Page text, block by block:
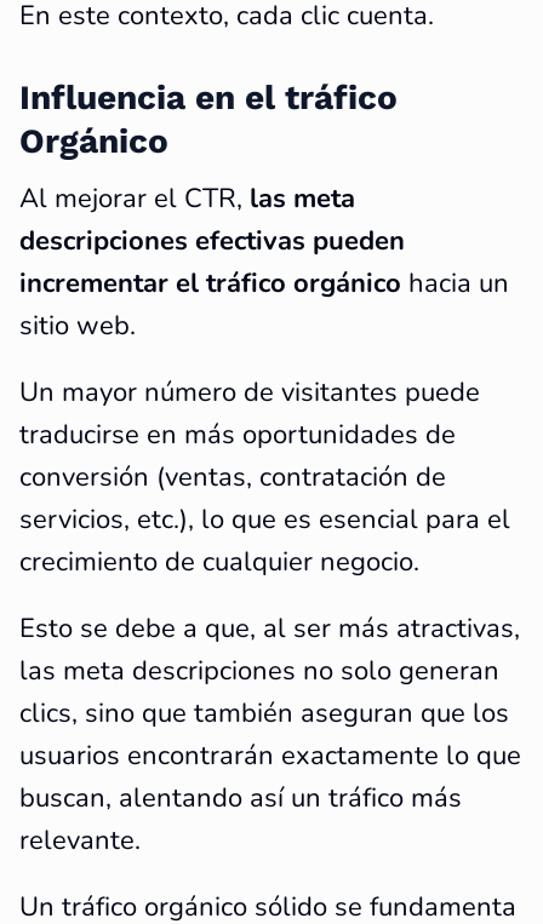
En este contexto, cada clic cuenta.
Influencia en el tráfico
Orgánico
Al mejorar el CTR, las meta
descripciones efectivas pueden
incrementar el tráfico orgánico hacia un
sitio web.
Un mayor número de visitantes puede
traducirse en más oportunidades de
conversión (ventas, contratación de
servicios, etc.), lo que es esencial para el
crecimiento de cualquier negocio.
Esto se debe a que, al ser más atractivas,
las meta descripciones no solo generan
clics, sino que también aseguran que los
usuarios encontrarán exactamente lo que
buscan, alentando así un tráfico más
relevante.
Un tráfico orgánico sólido se fundamenta